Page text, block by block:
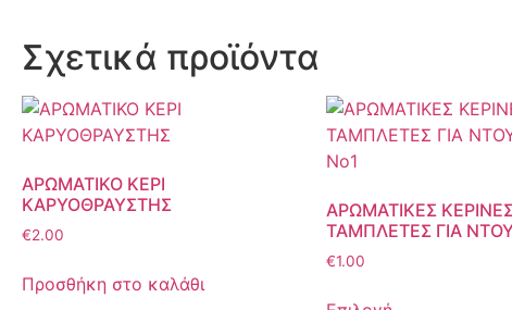
Σχετικά προϊόντα
ΑΡΩΜΑΤΙΚΟ ΚΕΡΙ
ΚΑΡΥΟΘΡΑΥΣΤΗΣ
€2.00
Προσθήκη στο καλάθι
ΑΡΩΜΑΤΙΚΕΣ
ΤΑΜΠΛΕΤΕΣ ΓΙΑ
€1.00